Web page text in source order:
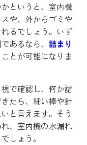
というと、室内機
や、外からゴミや
るでしょう。いず
あるなら、 詰まり
とが可能になりま
で確認し、何か詰
たら、細い棒や針
と言えます。そう
、室内機の水漏れ
しょう。